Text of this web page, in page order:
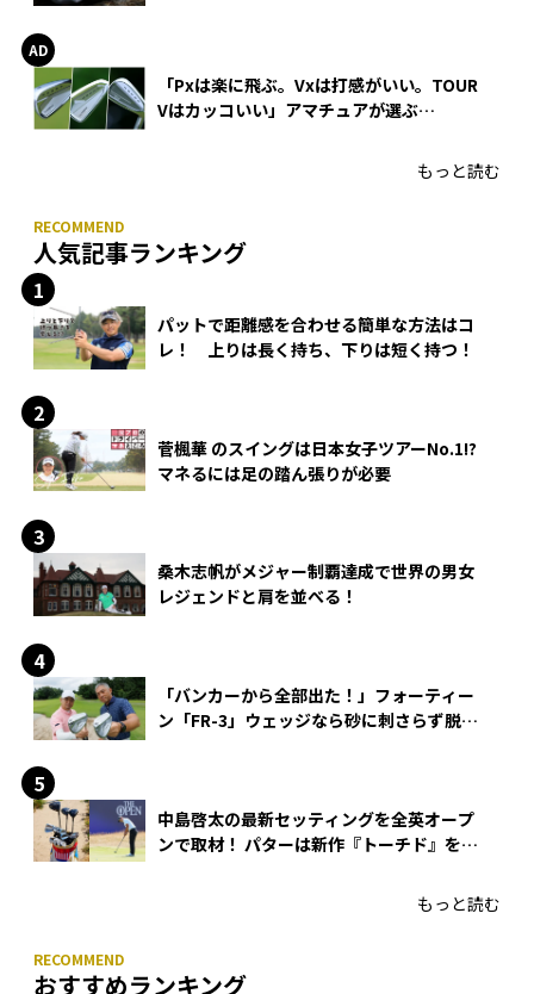
「Pxは楽に飛ぶ。Vxは打感がいい。TOUR
Vはカッコいい」アマチュアが選ぶ
もっと読む
人気記事ランキング
パットで距離感を合わせる簡単な方法はコ
レ！ 上りは長く持ち、下りは短く持つ！
菅楓華 のスイングは日本女子ツアーNo.1!?
マネるには足の踏ん張りが必要
桑木志帆がメジャー制覇達成で世界の男女
レジェンドと肩を並べる！
「バンカーから全部出た！」フォーティー
ン「FR-3」ウェッジなら砂に刺さらず脱出
中島啓太の最新セッティングを全英オープ
ンで取材！ パターは新作『トーチド』を投
もっと読む
おすすめランキング